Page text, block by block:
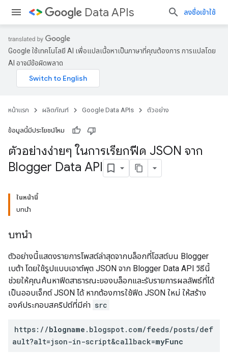
Data APIs ลงชื่อเข้าใช้
Google ใช้เทคโนโลยี AI เพื่อแปลเนื้อหาเป็นภาษาที่คุณต้องการ การแปลโดย
AI อาจมีข้อผิดพลาด
หน้าแรก ผลิตภัณฑ์ Google Data APIs ตัวอย่าง
ข้อมูลนี้มีประโยชน์ไหม
ตัวอย่างง่ายๆ ในการเรียกฟีด JSON จาก
Blogger Data API
ในหน้านี้
บทนำ
บทนำ
ตัวอย่างนี้แสดงรายการโพสต์ล่าสุดจากบล็อกที่โฮสต์บน Blogger
เบต้า โดยใช้รูปแบบเอาต์พุต JSON จาก Blogger Data API วิธีนี้
ช่วยให้คุณค้นหาฟีดสาธารณะของบล็อกและรับรายการผลลัพธ์ที่ได้
เป็นออบเจ็กต์ JSON ได้ หากต้องการใช้ฟีด JSON ใหม่ ให้สร้าง
องค์ประกอบสคริปต์ที่มีค่า src
https://blogname .blogspot.com/feeds/posts/def
ault?alt=json-in-script&callback=myFunc